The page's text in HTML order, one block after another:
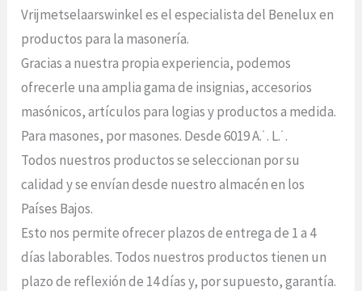
Vrijmetselaarswinkel es el especialista del Benelux en
productos para la masonería.
Gracias a nuestra propia experiencia, podemos
ofrecerle una amplia gama de insignias, accesorios
masónicos, artículos para logias y productos a medida.
Para masones, por masones. Desde 6019 A.˙. L.˙.
Todos nuestros productos se seleccionan por su
calidad y se envían desde nuestro almacén en los
Países Bajos.
Esto nos permite ofrecer plazos de entrega de 1 a 4
días laborables. Todos nuestros productos tienen un
plazo de reflexión de 14 días y, por supuesto, garantía.